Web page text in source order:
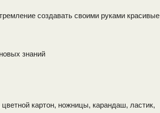
создавать своими руками красивые
знаний
картон, ножницы, карандаш, ластик,